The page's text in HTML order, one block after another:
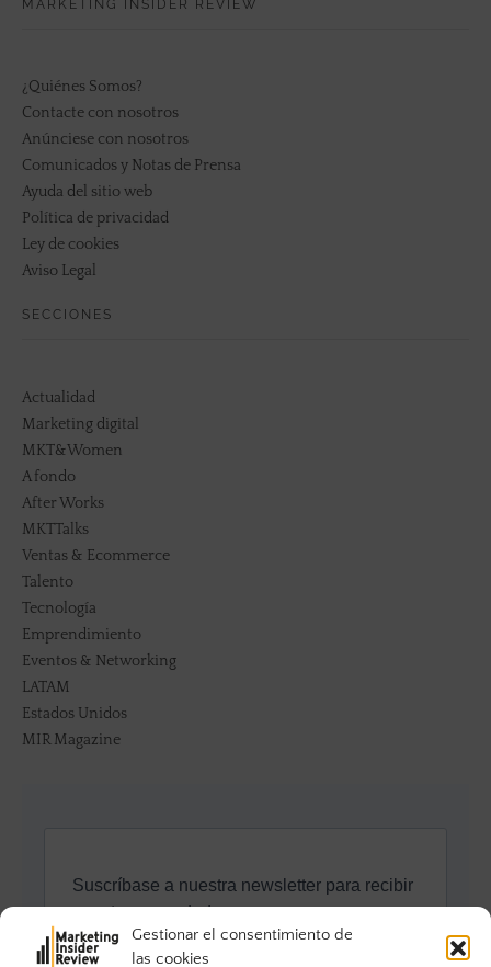
Gestionar el consentimiento de
las cookies
MARKETING INSIDER REVIEW
¿Quiénes Somos?
Contacte con nosotros
Anúnciese con nosotros
Comunicados y Notas de Prensa
Ayuda del sitio web
Política de privacidad
Ley de cookies
Aviso Legal
SECCIONES
Actualidad
Marketing digital
MKT&Women
A fondo
After Works
MKTTalks
Ventas & Ecommerce
Talento
Tecnología
Emprendimiento
Eventos & Networking
LATAM
Estados Unidos
MIR Magazine